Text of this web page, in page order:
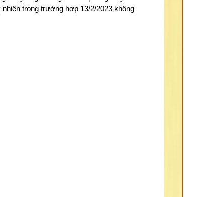
trong trường hợp 13/2/2023 không